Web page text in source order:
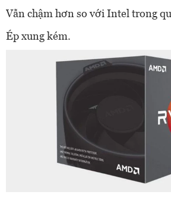
Vẫn chậm hơn so với Intel trong
Ép xung kém.